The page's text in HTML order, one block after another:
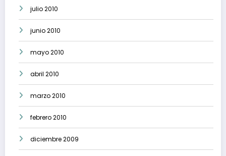
julio 2010
junio 2010
mayo 2010
abril 2010
marzo 2010
febrero 2010
diciembre 2009